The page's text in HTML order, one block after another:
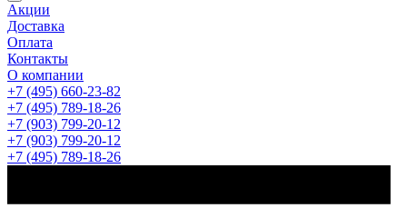
Акции
Доставка
Оплата
Контакты
О компании
+7 (495) 660-23-82
+7 (495) 789-18-26
+7 (903) 799-20-12
+7 (903) 799-20-12
+7 (495) 789-18-26